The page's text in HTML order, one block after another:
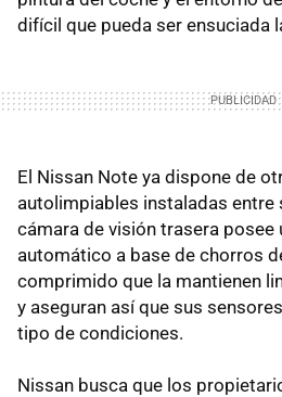
difícil que pueda ser ensuciada
El Nissan Note ya dispone de
autolimpiables instaladas entre
cámara de visión trasera posee
automático a base de chorros
comprimido que la mantienen
y aseguran así que sus
tipo de condiciones.
Nissan busca que los